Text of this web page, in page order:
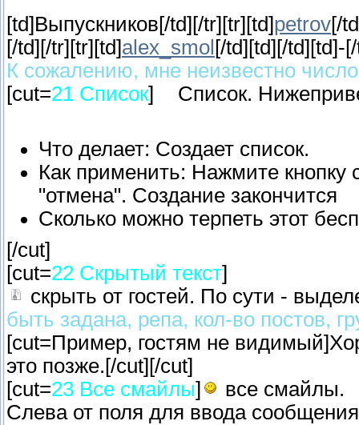
[td]Выпускников[/td][/tr][tr][td]petrov[/
[/td][/tr][tr][td]alex_smol [/td][td] [/td][td]-
К сожалению, мне неизвестно
[cut=21 Список] Список.
Что делает: Создает список.
Как применить: Нажмите кнопку
"отмена". Создание закончится
Сколько можно терпеть этот
[/cut]
[cut=22 Скрытый текст]
скрыть от гостей. По сути -
быть задана, репа, кол-во постов,
[cut=Пример, гостям не
это позже.[/cut][/cut]
[cut=23 Все смайлы]
все смайлы.
Слева от поля для ввода